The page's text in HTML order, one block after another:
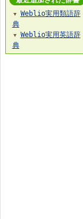
▼
Weblio実用類語辞
典
▼
Weblio実用英語辞
典